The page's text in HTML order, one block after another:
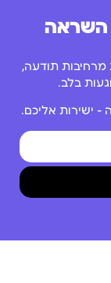
השראה
מרחיבות תודעה,
בלב.
ישירות אליכם.